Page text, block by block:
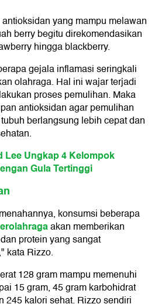
yang mampu melawan
berry begitu direkomendasikan
hingga blackberry.
gejala inflamasi seringkali
olahraga. Hal ini wajar terjadi
proses pemulihan. Maka
antioksidan agar pemulihan
berlangsung lebih cepat dan
Lee Ungkap 4 Kelompok
Gula Tertinggi
konsumsi beberapa
akan memberikan
protein yang sangat
kata Rizzo.
128 gram mampu memenuhi
15 gram, 45 gram karbohidrat
245 kalori sehat. Rizzo sendiri